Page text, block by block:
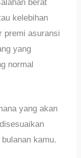
berat
kelebihan
premi asuransi
yang
normal
yang akan
kamu.